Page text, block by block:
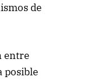
de
entre
posible